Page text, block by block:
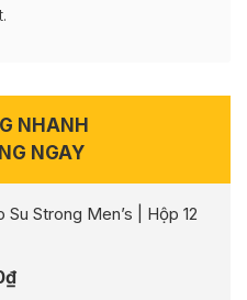
NHANH
NGAY
Su Strong Men’s | Hộp 12
₫